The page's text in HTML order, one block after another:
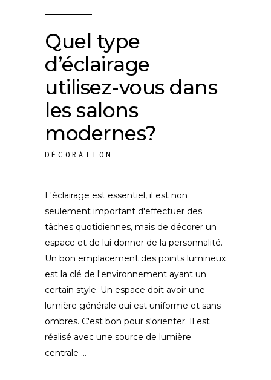
Quel type
d’éclairage
utilisez-vous dans
les salons
modernes?
DÉCORATION
L'éclairage est essentiel, il est non
seulement important d'effectuer des
tâches quotidiennes, mais de décorer un
espace et de lui donner de la personnalité.
Un bon emplacement des points lumineux
est la clé de l'environnement ayant un
certain style. Un espace doit avoir une
lumière générale qui est uniforme et sans
ombres. C'est bon pour s'orienter. Il est
réalisé avec une source de lumière
centrale